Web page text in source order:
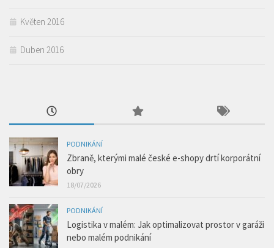
Květen 2016
Duben 2016
PODNIKÁNÍ
Zbraně, kterými malé české e-shopy drtí korporátní
obry
18/07/2026
PODNIKÁNÍ
Logistika v malém: Jak optimalizovat prostor v garáži
nebo malém podnikání